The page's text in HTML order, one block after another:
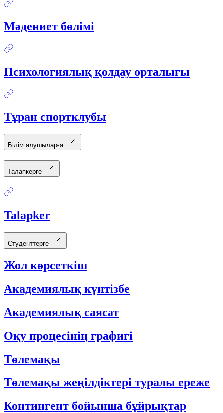
Мәдениет бөлімі
Психологиялық қолдау орталығы
Тұран спортклубы
Білім алушыларға
Талапкерге
Talapker
Студенттерге
Жол көрсеткіш
Академиялық күнтізбе
Академиялық саясат
Оқу процесінің графигі
Төлемақы
Төлемақы жеңілдіктері туралы ереже
Контингент бойынша бұйрықтар